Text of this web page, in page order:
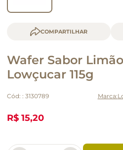
COMPARTILHAR
Wafer Sabor
Lowçucar 115g
Cód: : 3130789
R$ 15,20